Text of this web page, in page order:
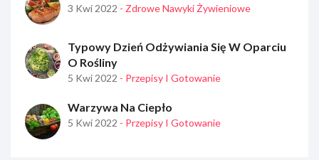
3 Kwi 2022 - Zdrowe Nawyki Żywieniowe
Typowy Dzień Odżywiania Się W Oparciu
O Rośliny
5 Kwi 2022 - Przepisy I Gotowanie
Warzywa Na Ciepło
5 Kwi 2022 - Przepisy I Gotowanie